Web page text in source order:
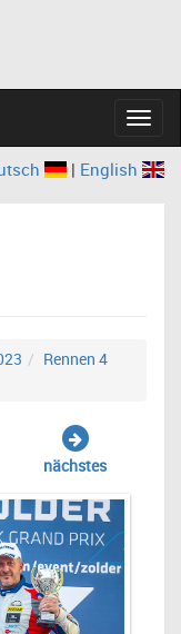
| English
Rennen 4
nächstes